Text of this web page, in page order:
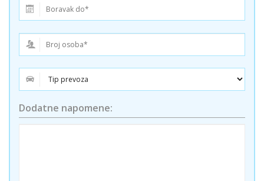
Dodatne napomene: